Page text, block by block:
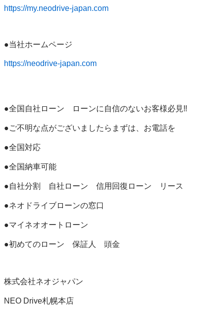
https://my.neodrive-japan.com
●当社ホームページ
https://neodrive-japan.com
●全国自社ローン　ローンに自信のないお客様必見‼︎
●ご不明な点がございましたらまずは、お電話を
●全国対応
●全国納車可能
●自社分割　自社ローン　信用回復ローン　リース
●ネオドライブローンの窓口
●マイネオオートローン
●初めてのローン　保証人　頭金
株式会社ネオジャパン
NEO Drive札幌本店